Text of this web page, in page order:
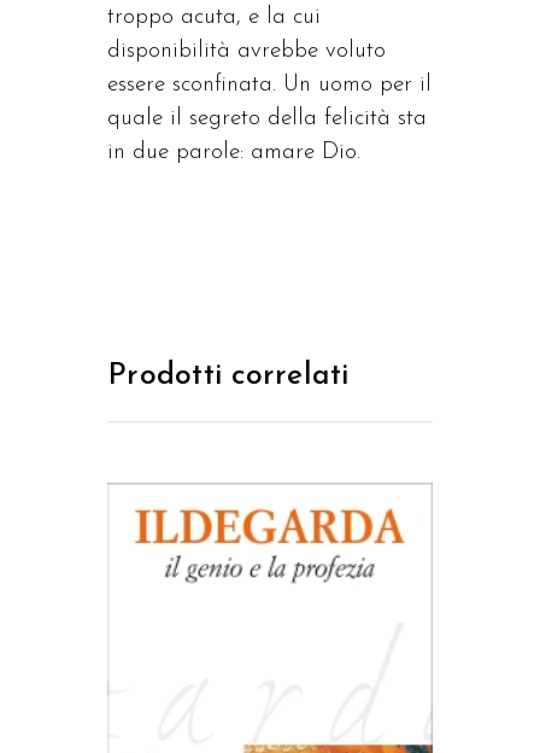
troppo acuta, e la cui
disponibilità avrebbe voluto
essere sconfinata. Un uomo per il
quale il segreto della felicità sta
in due parole: amare Dio.
Prodotti correlati